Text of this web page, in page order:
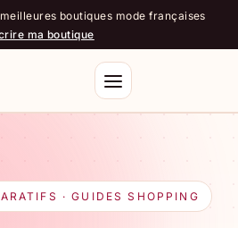
boutiques mode françaises
ma boutique
· GUIDES SHOPPING